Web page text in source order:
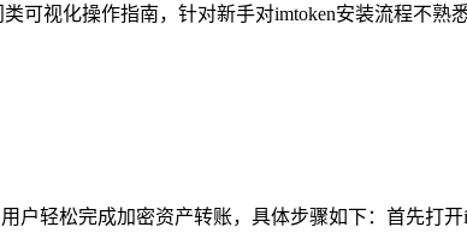
可视化操作指南，针对新手对imtoken安装流程不
户轻松完成加密资产转账，具体步骤如下：首先打